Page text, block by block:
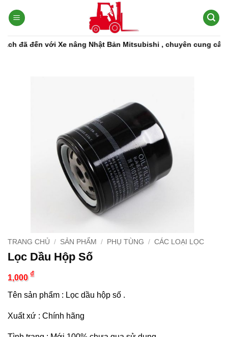
qua
dung
đã đến với Xe nâng Nhật Bản Mitsubishi , chuyên cung cấp
TRANG CHỦ / SẢN PHẨM / PHỤ TÙNG / CÁC LOẠI LỌC
Lọc Dầu Hộp Số
1,000 ₫
Tên sản phẩm : Lọc dầu hộp số .
Xuất xứ : Chính hãng